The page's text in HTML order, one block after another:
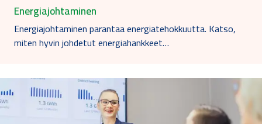
Energiajohtaminen
Energiajohtaminen parantaa energiatehokkuutta. Katso,
miten hyvin johdetut energiahankkeet…